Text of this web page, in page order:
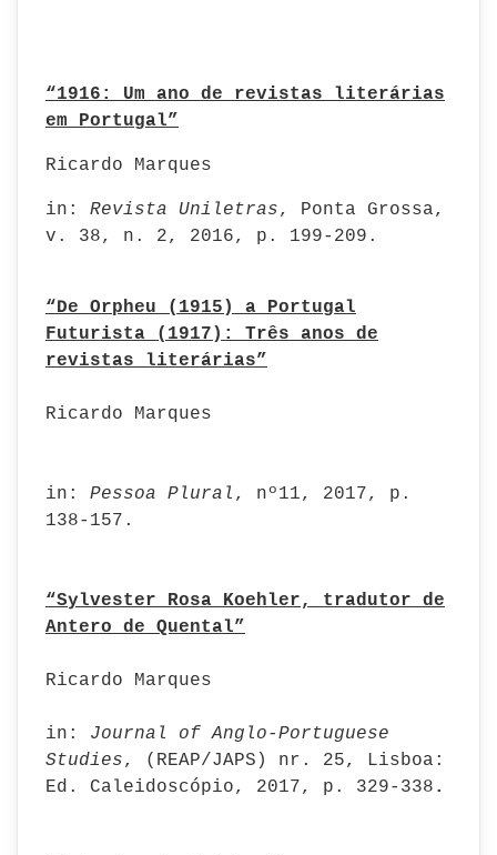
“1916: Um ano de revistas literárias
em Portugal”
Ricardo Marques
in: Revista Uniletras, Ponta Grossa,
v. 38, n. 2, 2016, p. 199-209.
“De Orpheu (1915) a Portugal
Futurista (1917): Três anos de
revistas literárias”
Ricardo Marques
in: Pessoa Plural , nº11, 2017, p.
138-157.
“Sylvester Rosa Koehler, tradutor de
Antero de Quental”
Ricardo Marques
in: Journal of Anglo-Portuguese
Studies, (REAP/JAPS) nr. 25, Lisboa:
Ed. Caleidoscópio, 2017, p. 329-338 .